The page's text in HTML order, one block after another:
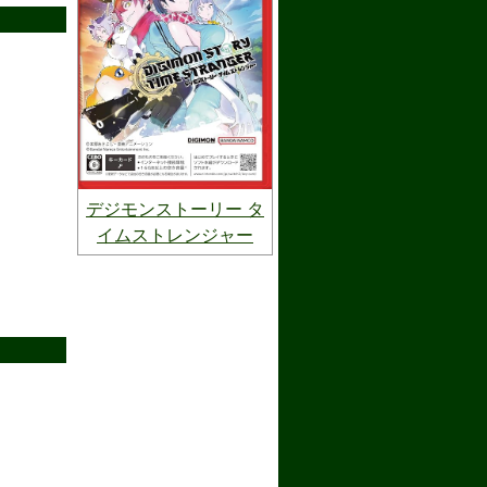
デジモンストーリー タ
イムストレンジャー